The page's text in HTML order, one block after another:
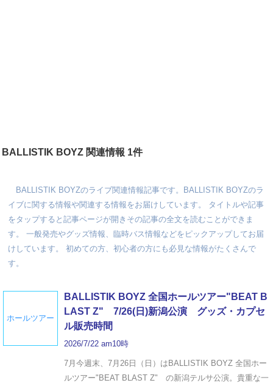
BALLISTIK BOYZ 関連情報 1件
BALLISTIK BOYZのライブ関連情報記事です。BALLISTIK BOYZのラ
イブに関する情報や関連する情報をお届けしています。 タイトルや記事
をタップすると記事ページが開きその記事の全文を読むことができま
す。 一般発売やグッズ情報、臨時バス情報などをピックアップしてお届
けしています。 初めての方、初心者の方にも必見な情報がたくさんで
す。
ホールツアー
BALLISTIK BOYZ 全国ホールツアー"BEAT B
LAST Z" 7/26(日)新潟公演 グッズ・カプセ
ル販売時間
2026/7/22 am10時
7月今週末、7月26日（日）はBALLISTIK BOYZ 全国ホー
ルツアー"BEAT BLAST Z" の新潟テルサ公演。貴重な一